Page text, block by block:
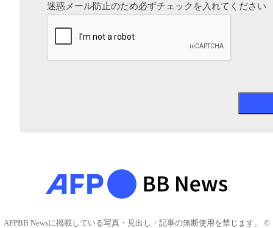
迷惑メール防止のため必ずチェックを入れてください
AFPBB Newsに掲載している写真・見出し・記事の無断使用を禁じます。 ©